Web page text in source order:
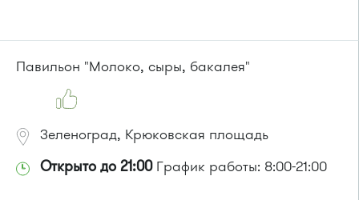
Павильон "Молоко, сыры, бакалея"
Зеленоград, Крюковская площадь
Открыто до 21:00График работы: 8:00-21:00